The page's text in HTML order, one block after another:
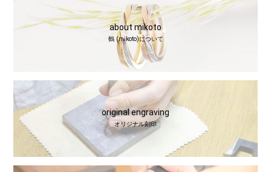
about mikoto
鶴 (mikoto)について
original engraving
オリジナル刻印